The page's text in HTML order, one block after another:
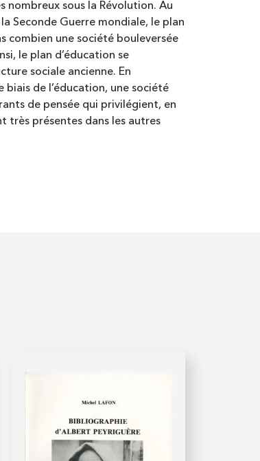
nombreux sous la Révolution. Au
Seconde Guerre mondiale, le plan
combien une société bouleversée
le plan d’éducation se
sociale ancienne. En
de l’éducation, une société
de pensée qui privilégient, en
très présentes dans les autres